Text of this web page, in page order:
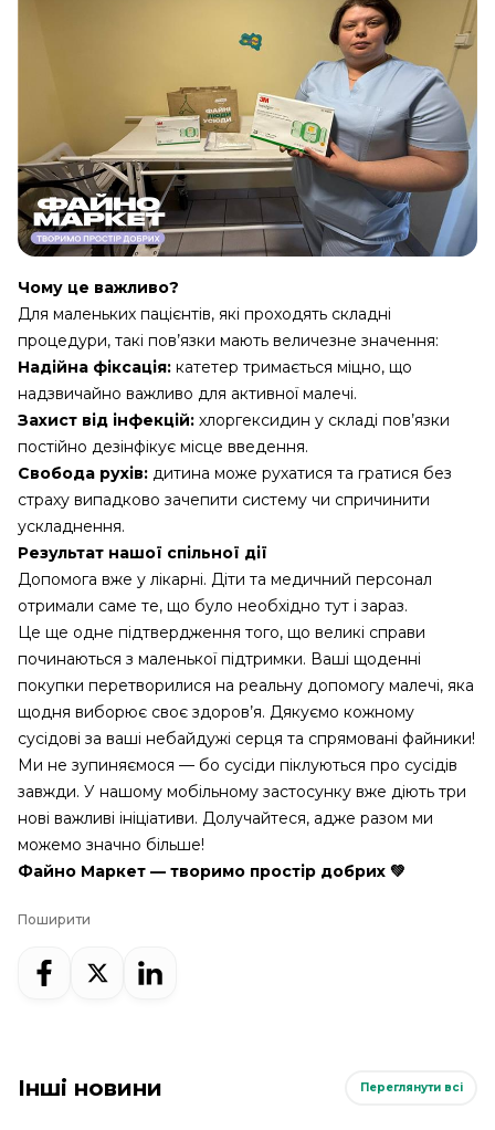
Поширити
Чому це важливо?
Для маленьких пацієнтів, які проходять складні
процедури, такі пов’язки мають величезне значення:
Надійна фіксація: катетер тримається міцно, що
надзвичайно важливо для активної малечі.
Захист від інфекцій: хлоргексидин у складі пов’язки
постійно дезінфікує місце введення.
Свобода рухів: дитина може рухатися та гратися без
страху випадково зачепити систему чи спричинити
ускладнення.
Результат нашої спільної дії
Допомога вже у лікарні. Діти та медичний персонал
отримали саме те, що було необхідно тут і зараз.
Це ще одне підтвердження того, що великі справи
починаються з маленької підтримки. Ваші щоденні
покупки перетворилися на реальну допомогу малечі, яка
щодня виборює своє здоров’я. Дякуємо кожному
сусідові за ваші небайдужі серця та спрямовані файники!
Ми не зупиняємося — бо сусіди піклуються про сусідів
завжди. У нашому мобільному застосунку вже діють три
нові важливі ініціативи. Долучайтеся, адже разом ми
можемо значно більше!
Файно Маркет — творимо простір добрих 💚
Інші новини Переглянути всі